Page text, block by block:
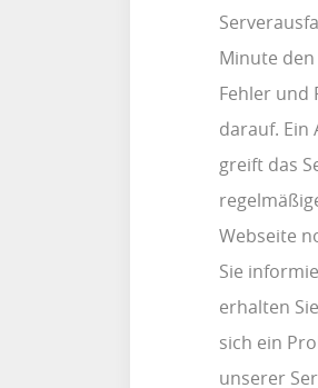
Minute
Fehler und
darauf. Ein
greift das
Webseite
Sie
erhalten
sich ein
unserer